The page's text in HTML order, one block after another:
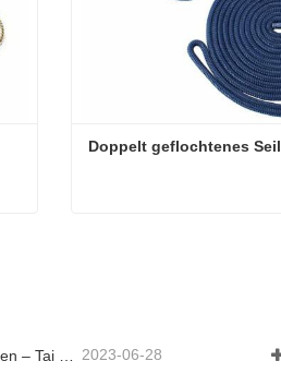
Doppelt geflochtenes Seil
Was Kunden brauchen, was wir bieten – Tai an Rope Ltd 2023-06-28